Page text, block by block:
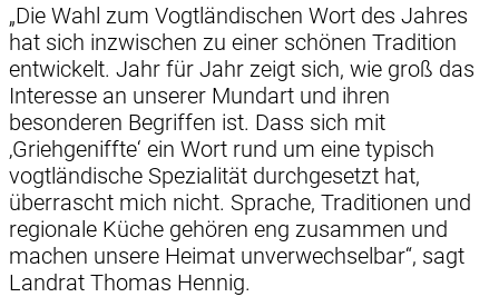
„Die Wahl zum Vogtländischen Wort des Jahres
hat sich inzwischen zu einer schönen Tradition
entwickelt. Jahr für Jahr zeigt sich, wie groß das
Interesse an unserer Mundart und ihren
besonderen Begriffen ist. Dass sich mit
‚Griehgeniffte‘ ein Wort rund um eine typisch
vogtländische Spezialität durchgesetzt hat,
überrascht mich nicht. Sprache, Traditionen und
regionale Küche gehören eng zusammen und
machen unsere Heimat unverwechselbar“, sagt
Landrat Thomas Hennig.